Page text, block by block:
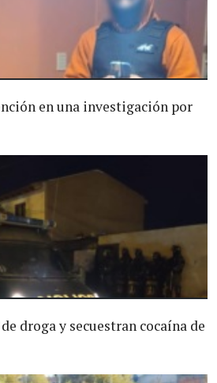
en una investigación por
droga y secuestran cocaína de